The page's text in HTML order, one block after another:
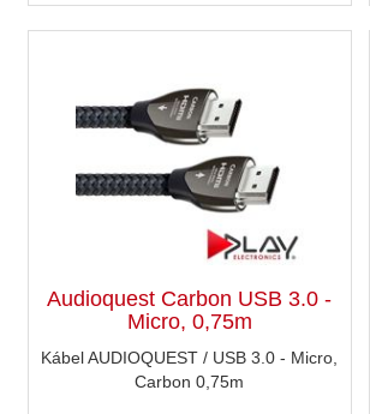
Audioquest Carbon USB 3.0 -
Micro, 0,75m
Kábel AUDIOQUEST / USB 3.0 - Micro,
Carbon 0,75m